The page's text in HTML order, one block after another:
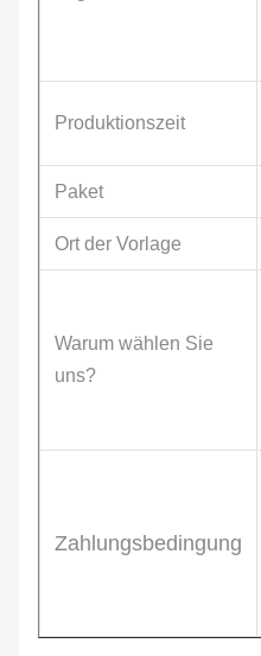
Produktionszeit
Paket
Ort der Vorlage
Warum wählen Sie
uns?
Zahlungsbedingung